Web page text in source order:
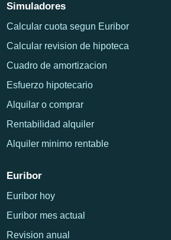
Simuladores
Calcular cuota segun Euribor
Calcular revision de hipoteca
Cuadro de amortizacion
Esfuerzo hipotecario
Alquilar o comprar
Rentabilidad alquiler
Alquiler minimo rentable
Euribor
Euribor hoy
Euribor mes actual
Revision anual